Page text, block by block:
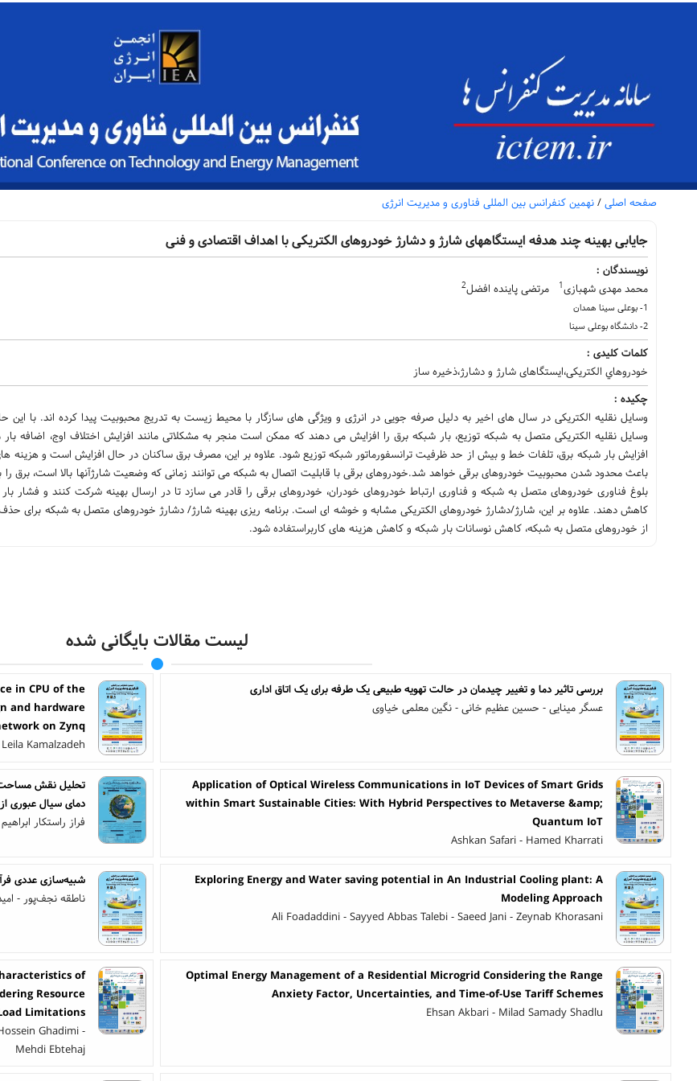
صفحه اصلی / نهمین کنفرانس بین المللی فناوری و مدیریت انرژی
جایابی بهینه چند هدفه ایستگاههای شارژ و دشارژ خودروهای الکتریکی با اهداف اقتصادی و فنی
نویسندگان :
محمد مهدی شهبازی1 مرتضی پاینده افضل2
1- بوعلی سینا همدان
2- دانشگاه بوعلی سینا
کلمات کلیدی :
خودروهاي الکتریکی،ایستگاهای شارژ و دشارژ،ذخیره ساز
چکیده :
وسایل نقلیه الکتریکی در سال های اخیر به دلیل صرفه جویی در انرژی و ویژگی های سازگار با محیط زیست به تدریج محبوبیت پیدا کرده اند. با این
وسایل نقلیه الکتریکی متصل به شبکه توزیع، بار شبکه برق را افزایش می دهند که ممکن است منجر به مشکلاتی مانند افزایش اختلاف اوج، اضافه
افزایش بار شبکه برق، تلفات خط و بیش از حد ظرفیت ترانسفورماتور شبکه توزیع شود. علاوه بر این، مصرف برق ساکنان در حال افزایش است و هزینه
باعث محدود شدن محبوبیت خودروهای برقی خواهد شد.خودروهای برقی با قابلیت اتصال به شبکه می توانند زمانی که وضعیت شارژآنها بالا است، برق را
بلوغ فناوری خودروهای متصل به شبکه و فناوری ارتباط خودروهای خودران، خودروهای برقی را قادر می سازد تا در ارسال بهینه شرکت کنند و فشار
کاهش دهند. علاوه بر این، شارژ/دشارژ خودروهای الکتریکی مشابه و خوشه ای است. برنامه ریزی بهینه شارژ/ دشارژ خودروهای متصل به شبکه برای حذف
از خودروهای متصل به شبکه، کاهش نوسانات بار شبکه و کاهش هزینه های کاربراستفاده شود.
لیست مقالات بایگانی شده
بررسی تاثیر دما و تغییر چیدمان در حالت تهویه طبیعی یک طرفه برای یک اتاق اداری
عسگر مینایی - حسین عظیم خانی - نگین معلمی خیاوی
in CPU of the
and hardware
on Zynq
Kamalzadeh
Application of Optical Wireless Communications in IoT Devices of Smart Grids
within Smart Sustainable Cities: With Hybrid Perspectives to Metaverse &amp;
Quantum IoT
Ashkan Safari - Hamed Kharrati
تحلیل نقش مساحت
دمای سیال عبوری
فراز راستکار
Exploring Energy and Water saving potential in An Industrial Cooling plant: A
Modeling Approach
Ali Foadaddini - Sayyed Abbas Talebi - Saeed Jani - Zeynab Khorasani
شبیه‌سازی عددی
ناطقه نجف‌پور -
Optimal Energy Management of a Residential Microgrid Considering the Range
Anxiety Factor, Uncertainties, and Time-of-Use Tariff Schemes
Ehsan Akbari - Milad Samady Shadlu
of
Resource
Limitations
Ghadimi -
Mehdi Ebtehaj